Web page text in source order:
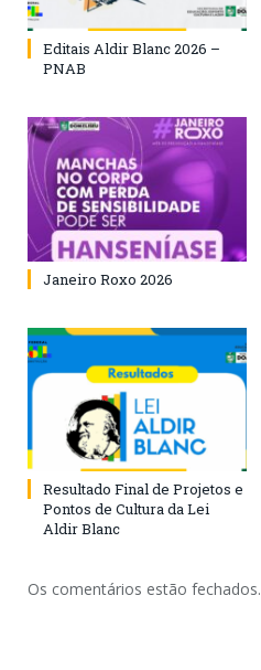
Editais Aldir Blanc 2026 –
PNAB
Janeiro Roxo 2026
Resultado Final de Projetos e
Pontos de Cultura da Lei
Aldir Blanc
Os comentários estão fechados.